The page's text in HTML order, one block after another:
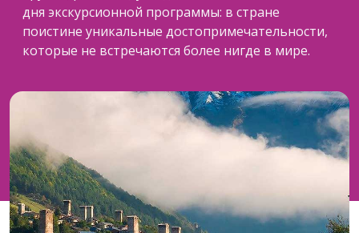
дня экскурсионной программы: в стране
поистине уникальные достопримечательности,
которые не встречаются более нигде в мире.